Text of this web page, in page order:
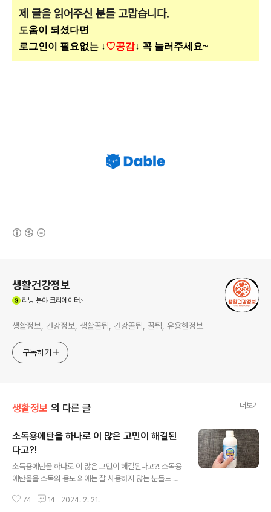
제 글을 읽어주신 분들 고맙습니다.
도움이 되셨다면
로그인이 필요없는 ↓♡공감↓ 꼭 눌러주세요~
생활건강정보
리빙 분야 크리에이터
생활정보, 건강정보, 생활꿀팁, 건강꿀팁, 꿀팁, 유용한정보
구독하기
생활정보 의 다른 글 더보기
소독용에탄올 하나로 이 많은 고민이 해결된
다고?!
소독용에탄올 하나로 이 많은 고민이 해결된다고?! 소독용
에탄올을 소독의 용도 외에는 잘 사용하지 않는 분들도 계
용에탄올을 뿌리기만 해도 가능한 여러 가지 고민 해결 꿀
74 14 2024. 2. 21.